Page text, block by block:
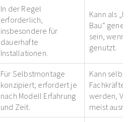
In der Regel
erforderlich,
insbesondere für
dauerhafte
Installationen.
Kann als
Bau“
sein,
genutzt.
Für Selbstmontage
konzipiert, erfordert je
nach Modell Erfahrung
und Zeit.
Kann
werden,
meist